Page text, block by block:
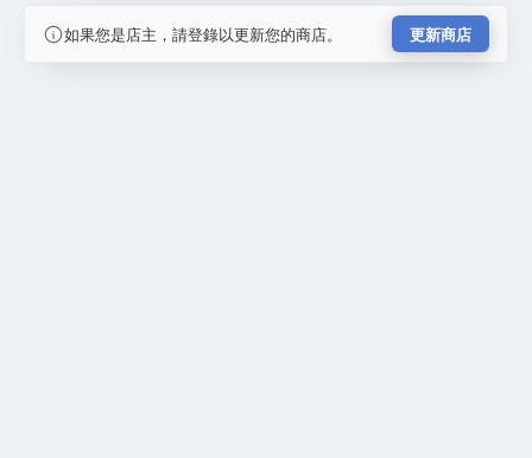
如果您是店主，請登錄以更新您的商店。 更新商店